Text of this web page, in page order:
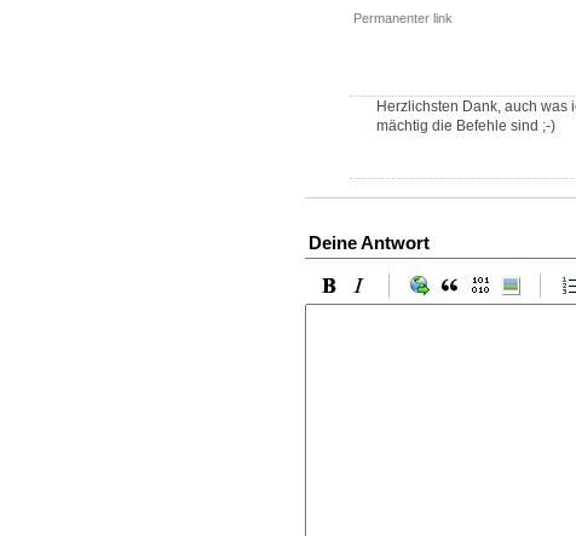
Permanenter link
Herzlichsten Dank, auch was
mächtig die Befehle sind ;-)
Deine Antwort